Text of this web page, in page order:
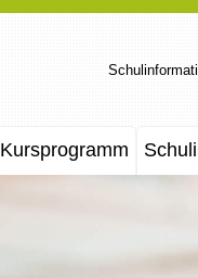
Kursprogramm